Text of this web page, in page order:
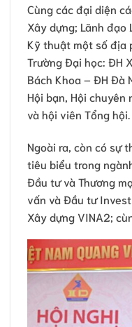
Cùng các đại diện
Xây dựng; Lãnh đạo
Kỹ thuật một số địa
Trường Đại học: ĐH
Bách Khoa – ĐH Đà
Hội bạn, Hội chuyên
và hội viên Tổng hội.
Ngoài ra, còn có sự
tiêu biểu trong
Đầu tư và Thương
vấn và Đầu tư
Xây dựng VINA2;